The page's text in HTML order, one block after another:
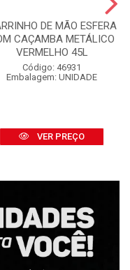
DE MÃO ESFERA
CAÇAMBA METÁLICO
VERMELHO 45L
Código: 46931
Embalagem: UNIDADE
VER PREÇO